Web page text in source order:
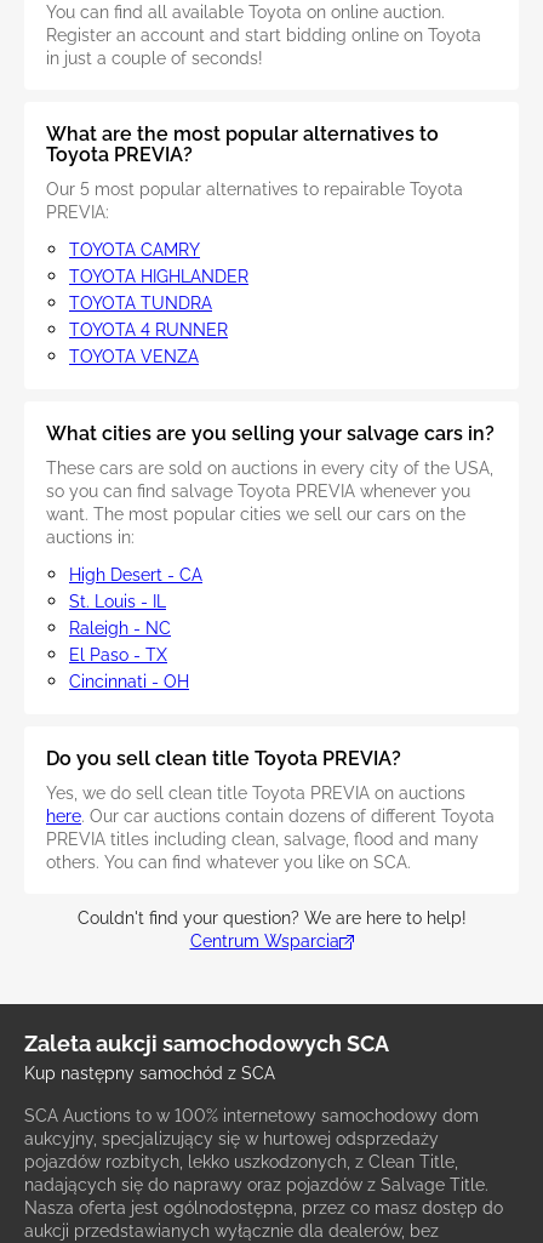
You can find all available Toyota on online auction.
Register an account and start bidding online on Toyota
in just a couple of seconds!
What are the most popular alternatives to
Toyota PREVIA?
Our 5 most popular alternatives to repairable Toyota
PREVIA:
TOYOTA CAMRY
TOYOTA HIGHLANDER
TOYOTA TUNDRA
TOYOTA 4 RUNNER
TOYOTA VENZA
What cities are you selling your salvage cars in?
These cars are sold on auctions in every city of the USA,
so you can find salvage Toyota PREVIA whenever you
want. The most popular cities we sell our cars on the
auctions in:
High Desert - CA
St. Louis - IL
Raleigh - NC
El Paso - TX
Cincinnati - OH
Do you sell clean title Toyota PREVIA?
Yes, we do sell clean title Toyota PREVIA on auctions
here. Our car auctions contain dozens of different Toyota
PREVIA titles including clean, salvage, flood and many
others. You can find whatever you like on SCA.
Couldn't find your question? We are here to help!
Centrum Wsparcia
Zaleta aukcji samochodowych SCA
Kup następny samochód z SCA
SCA Auctions to w 100% internetowy samochodowy dom
aukcyjny, specjalizujący się w hurtowej odsprzedaży
pojazdów rozbitych, lekko uszkodzonych, z Clean Title,
nadających się do naprawy oraz pojazdów z Salvage Title.
Nasza oferta jest ogólnodostępna, przez co masz dostęp do
aukcji przedstawianych wyłącznie dla dealerów, bez